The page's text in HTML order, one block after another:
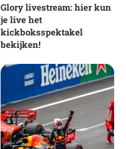
Glory livestream: hier kun
je live het
kickboksspektakel
bekijken!